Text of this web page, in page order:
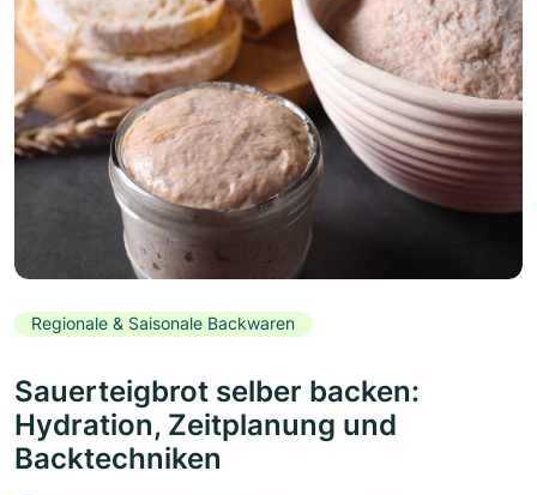
Regionale & Saisonale Backwaren
Sauerteigbrot selber backen:
Hydration, Zeitplanung und
Backtechniken